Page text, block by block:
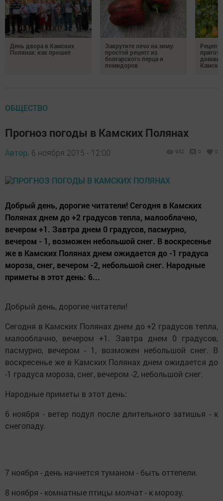
День двора в Камских
Полянах: как прошел
Закрутите лечо на зиму:
простой рецепт из
болгарского перца и
помидоров
ОБЩЕСТВО
Прогноз погоды в Камских Полянах
Автор, 6 ноября 2015 - 12:00 932 0 0
Добрый день, дорогие читатели! Сегодня в Камских
Полянах днем до +2 градусов тепла, малооблачно,
вечером +1. Завтра днем 0 градусов, пасмурно,
вечером - 1, возможен небольшой снег. В воскресенье
же в Камских Полянах днем ожидается до -1 градуса
мороза, снег, вечером -2, небольшой снег. Народные
приметы в этот день: 6...
Добрый день, дорогие читатели!
Сегодня в Камских Полянах днем до +2 градусов тепла,
малооблачно, вечером +1. Завтра днем 0 градусов,
пасмурно, вечером - 1, возможен небольшой снег. В
воскресенье же в Камских Полянах днем ожидается до
-1 градуса мороза, снег, вечером -2, небольшой снег.
Народные приметы в этот день:
6 ноября - ветер подул после длительного затишья - к
снегопаду.
7 ноября - день начнется туманом - быть оттепели.
8 ноября - комнатные птицы молчат - к морозу.